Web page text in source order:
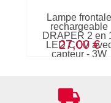
Lampe frontale
rechargeable
DRAPER 2 en
LED COV
capteur - 3W
27,00 €